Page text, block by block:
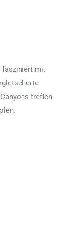
fasziniert mit
treffen